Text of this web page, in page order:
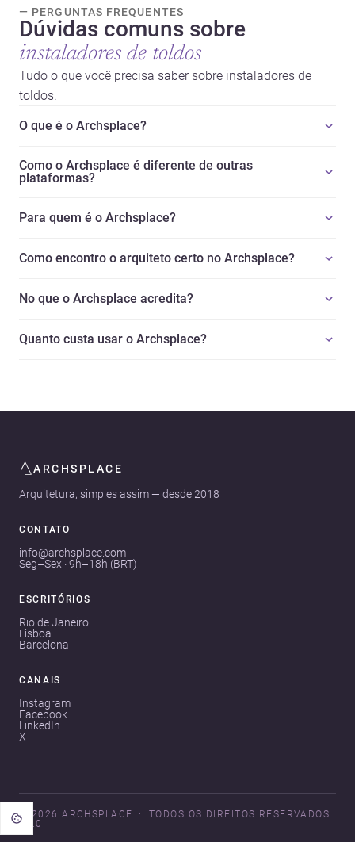
— PERGUNTAS FREQUENTES
Dúvidas comuns sobre
instaladores de toldos
Tudo o que você precisa saber sobre instaladores de
toldos.
O que é o Archsplace?
Como o Archsplace é diferente de outras
plataformas?
Para quem é o Archsplace?
Como encontro o arquiteto certo no Archsplace?
No que o Archsplace acredita?
Quanto custa usar o Archsplace?
ARCHSPLACE
Arquitetura, simples assim — desde 2018
CONTATO
info@archsplace.com
Seg–Sex · 9h–18h (BRT)
ESCRITÓRIOS
Rio de Janeiro
Lisboa
Barcelona
CANAIS
Instagram
Facebook
LinkedIn
X
© 2026 ARCHSPLACE
TODOS OS DIREITOS RESERVADOS
V3.0